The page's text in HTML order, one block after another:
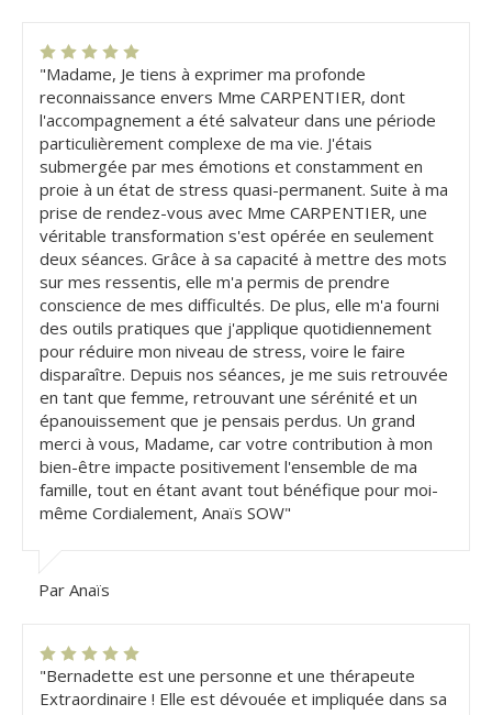
"Madame, Je tiens à exprimer ma profonde
reconnaissance envers Mme CARPENTIER, dont
l'accompagnement a été salvateur dans une période
particulièrement complexe de ma vie. J'étais
submergée par mes émotions et constamment en
proie à un état de stress quasi-permanent. Suite à ma
prise de rendez-vous avec Mme CARPENTIER, une
véritable transformation s'est opérée en seulement
deux séances. Grâce à sa capacité à mettre des mots
sur mes ressentis, elle m'a permis de prendre
conscience de mes difficultés. De plus, elle m'a fourni
des outils pratiques que j'applique quotidiennement
pour réduire mon niveau de stress, voire le faire
disparaître. Depuis nos séances, je me suis retrouvée
en tant que femme, retrouvant une sérénité et un
épanouissement que je pensais perdus. Un grand
merci à vous, Madame, car votre contribution à mon
bien-être impacte positivement l'ensemble de ma
famille, tout en étant avant tout bénéfique pour moi-
même Cordialement, Anaïs SOW"
Par Anaïs
"Bernadette est une personne et une thérapeute
Extraordinaire ! Elle est dévouée et impliquée dans sa